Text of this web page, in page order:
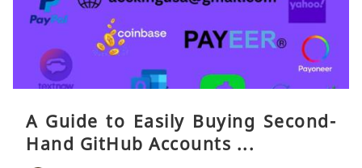
A Guide to Easily Buying Second-
Hand GitHub Accounts ...